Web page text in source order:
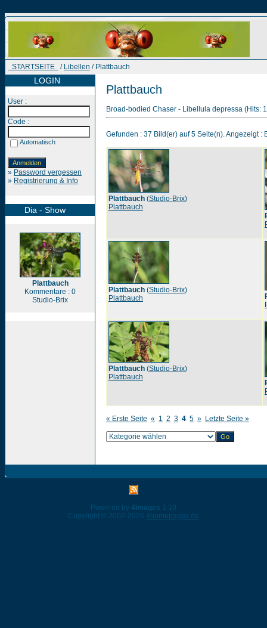
STARTSEITE / Libellen / Plattbauch
LOGIN
User :
Code :
Automatisch
» Password vergessen
» Registrierung & Info
Dia - Show
Plattbauch
Kommentare : 0
Studio-Brix
Plattbauch
Broad-bodied Chaser - Libellula depressa (Hits:
Gefunden : 37 Bild(er) auf 5 Seite(n). Angezeigt :
Plattbauch (Studio-Brix)
Plattbauch
Plattbauch (Studio-Brix)
Plattbauch
Plattbauch (Studio-Brix)
Plattbauch
« Erste Seite « 1 2 3 4 5 » Letzte Seite »
Powered by 4images 1.10
Copyright © 2002-2026 4homepages.de